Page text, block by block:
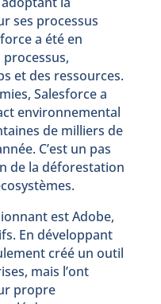
ses processus
a été en
et des ressources.
Salesforce a
environnemental
de milliers de
C’est un pas
de la déforestation
est Adobe,
En développant
créé un outil
mais l’ont
propre